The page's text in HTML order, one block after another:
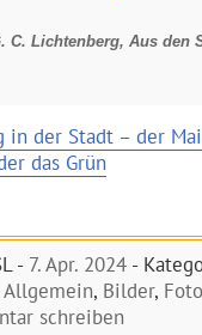
C. Lichtenberg, Aus den
in der Stadt – der
das Grün
- 7. Apr. 2024 -
Allgemein, Bilder,
schreiben